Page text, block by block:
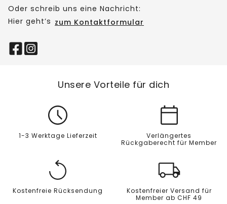
Oder schreib uns eine Nachricht:
Hier geht’s zum Kontaktformular
Unsere Vorteile für dich
1-3 Werktage Lieferzeit
Verlängertes
Rückgaberecht für Member
Kostenfreie Rücksendung
Kostenfreier Versand für
Member ab CHF 49